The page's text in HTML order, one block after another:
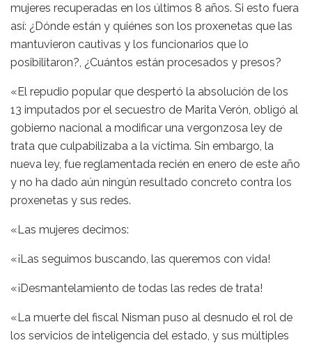
mujeres recuperadas en los últimos 8 años. Si esto fuera
así: ¿Dónde están y quiénes son los proxenetas que las
mantuvieron cautivas y los funcionarios que lo
posibilitaron?, ¿Cuántos están procesados y presos?
«El repudio popular que despertó la absolución de los
13 imputados por el secuestro de Marita Verón, obligó al
gobierno nacional a modificar una vergonzosa ley de
trata que culpabilizaba a la víctima. Sin embargo, la
nueva ley, fue reglamentada recién en enero de este año
y no ha dado aún ningún resultado concreto contra los
proxenetas y sus redes.
«Las mujeres decimos:
«¡Las seguimos buscando, las queremos con vida!
«¡Desmantelamiento de todas las redes de trata!
«La muerte del fiscal Nisman puso al desnudo el rol de
los servicios de inteligencia del estado, y sus múltiples